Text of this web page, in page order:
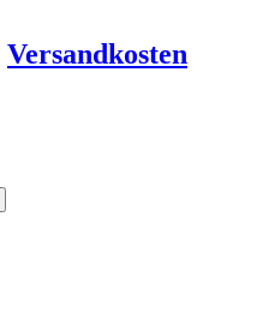
Versandkosten